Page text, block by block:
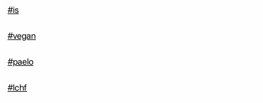
#is
#vegan
#paelo
#lchf